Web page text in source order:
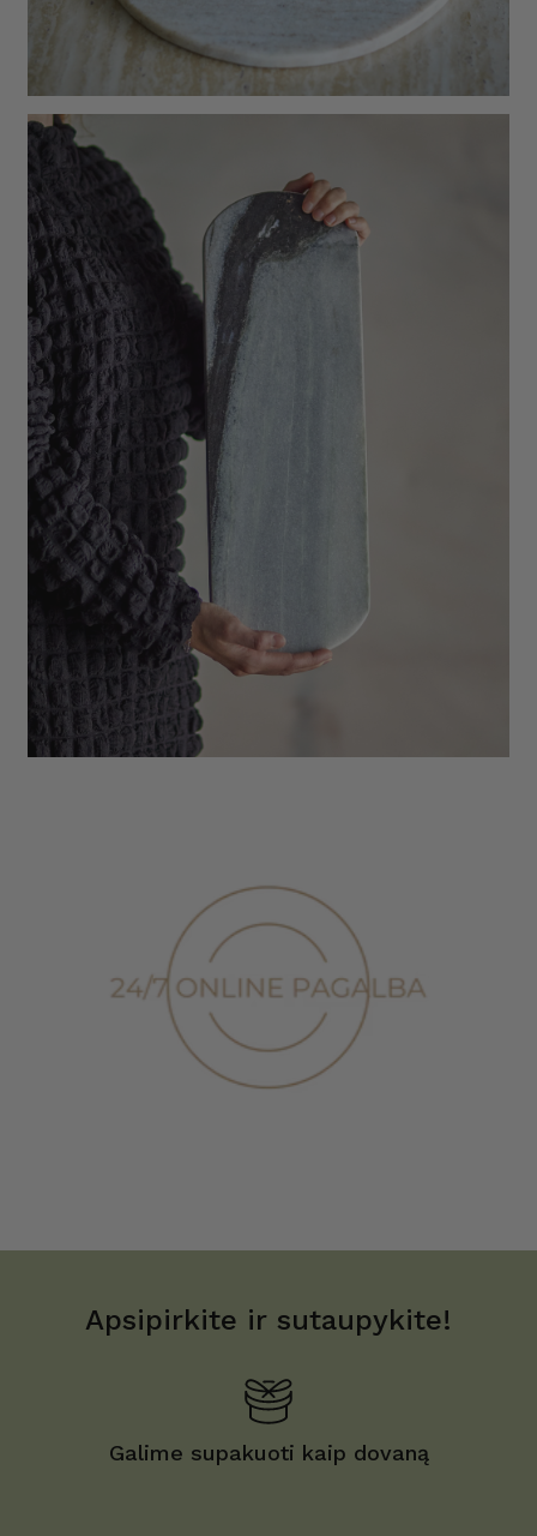
Apsipirkite ir sutaupykite!
Galime supakuoti kaip dovaną